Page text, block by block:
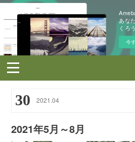
あな
くろう
今
30 2021 .04
2021年5月～8月